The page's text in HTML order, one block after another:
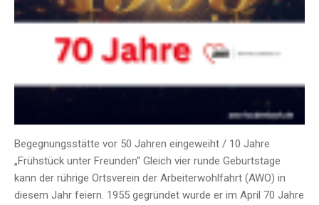
Begegnungsstätte vor 50 Jahren eingeweiht / 10 Jahre
„Frühstück unter Freunden“ Gleich vier runde Geburtstage
kann der rührige Ortsverein der Arbeiterwohlfahrt (AWO) in
diesem Jahr feiern. 1955 gegründet wurde er im April 70 Jahre